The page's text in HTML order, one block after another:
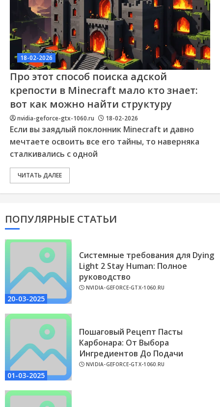
18-02-2026
Про этот способ поиска адской
крепости в Minecraft мало кто знает:
вот как можно найти структуру
nvidia-geforce-gtx-1060.ru 18-02-2026
Если вы заядлый поклонник Minecraft и давно
мечтаете освоить все его тайны, то наверняка
сталкивались с одной
ЧИТАТЬ ДАЛЕЕ
ПОПУЛЯРНЫЕ СТАТЬИ
20-03-2025
Системные требования для Dying
Light 2 Stay Human: Полное
руководство
NVIDIA-GEFORCE-GTX-1060.RU
01-03-2025
Пошаговый Рецепт Пасты
Карбонара: От Выбора
Ингредиентов До Подачи
NVIDIA-GEFORCE-GTX-1060.RU